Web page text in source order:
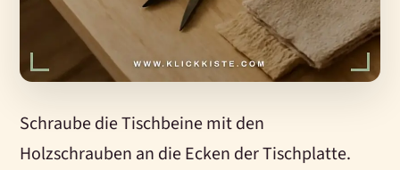
Schraube die Tischbeine mit den
Holzschrauben an die Ecken der Tischplatte.